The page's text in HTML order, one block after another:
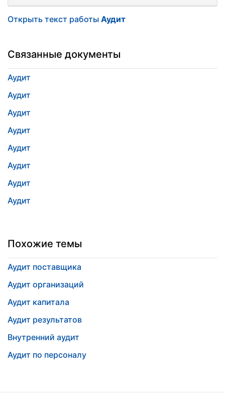
Открыть текст работы Аудит
Связанные документы
Аудит
Аудит
Аудит
Аудит
Аудит
Аудит
Аудит
Аудит
Похожие темы
Аудит поставщика
Аудит организаций
Аудит капитала
Аудит результатов
Внутренний аудит
Аудит по персоналу